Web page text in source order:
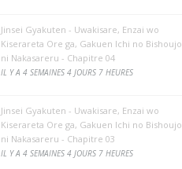
Jinsei Gyakuten - Uwakisare, Enzai wo
Kiserareta Ore ga, Gakuen Ichi no Bishoujo
ni Nakasareru - Chapitre 04
IL Y A 4 SEMAINES 4 JOURS 7 HEURES
Jinsei Gyakuten - Uwakisare, Enzai wo
Kiserareta Ore ga, Gakuen Ichi no Bishoujo
ni Nakasareru - Chapitre 03
IL Y A 4 SEMAINES 4 JOURS 7 HEURES